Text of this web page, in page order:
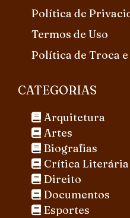
Política de
Termos de Uso
Política de Troca
CATEGORIAS
Arquitetura
Artes
Biografias
Crítica Literária
Direito
Documentos
Esportes